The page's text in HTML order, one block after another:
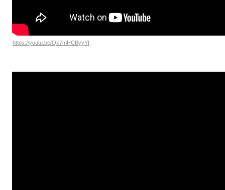
https://youtu.be/Qx7mHCByyYI